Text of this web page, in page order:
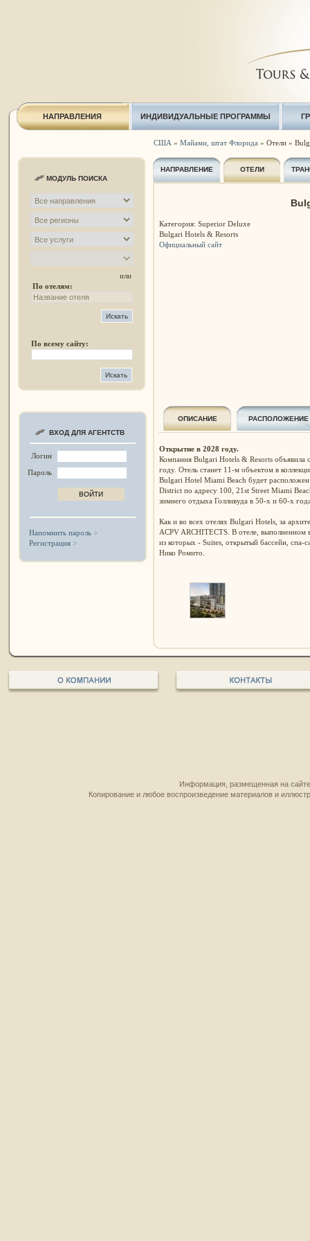
НАПРАВЛЕНИЯ ИНДИВИДУАЛЬНЫЕ ПРОГРАММЫ
МОДУЛЬ ПОИСКА
или
По отелям:
По всему сайту:
ВХОД ДЛЯ АГЕНТСТВ
Логин
Пароль
Напомнить пароль
Регистрация
США » Майами, штат Флорида » Отели »
НАПРАВЛЕНИЕ ОТЕЛИ
Категория: Superior Deluxe
Bulgari Hotels & Resorts
Официальный сайт
ОПИСАНИЕ РАСПОЛОЖЕНИЕ
Открытие в 2028 году.
Компания Bulgari Hotels & Resorts
году. Отель станет 11-м объектом в
Bulgari Hotel Miami Beach будет расположен
District по адресу 100, 21st Street Miami
зимнего отдыха Голливуда в 50-х и 60-х
Как и во всех отелях Bulgari Hotels, за
ACPV ARCHITECTS. В отеле,
из которых - Suites, открытый бассейн, спа-
Нико Ромито.
Информация, размещенная на
Копирование и любое воспроизведение материалов и